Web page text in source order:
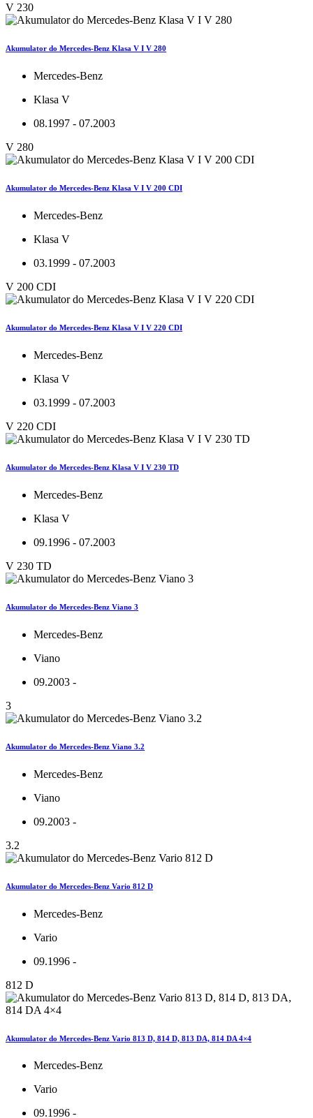
V 230
Akumulator do Mercedes-Benz Klasa V I V 280
Mercedes-Benz
Klasa V
08.1997 - 07.2003
V 280
Akumulator do Mercedes-Benz Klasa V I V 200 CDI
Mercedes-Benz
Klasa V
03.1999 - 07.2003
V 200 CDI
Akumulator do Mercedes-Benz Klasa V I V 220 CDI
Mercedes-Benz
Klasa V
03.1999 - 07.2003
V 220 CDI
Akumulator do Mercedes-Benz Klasa V I V 230 TD
Mercedes-Benz
Klasa V
09.1996 - 07.2003
V 230 TD
Akumulator do Mercedes-Benz Viano 3
Mercedes-Benz
Viano
09.2003 -
3
Akumulator do Mercedes-Benz Viano 3.2
Mercedes-Benz
Viano
09.2003 -
3.2
Akumulator do Mercedes-Benz Vario 812 D
Mercedes-Benz
Vario
09.1996 -
812 D
Akumulator do Mercedes-Benz Vario 813 D, 814 D, 813 DA, 814 DA 4×4
Mercedes-Benz
Vario
09.1996 -